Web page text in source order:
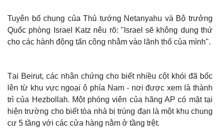
Tuyên bố chung của Thủ tướng Netanyahu và Bộ trưởng
Quốc phòng Israel Katz nêu rõ: "Israel sẽ không dung thứ
cho các hành động tấn công nhằm vào lãnh thổ của mình".
Tại Beirut, các nhân chứng cho biết nhiều cột khói đã bốc
lên từ khu vực ngoại ô phía Nam - nơi được xem là thành
trì của Hezbollah. Một phóng viên của hãng AP có mặt tại
hiện trường cho biết tòa nhà bị trúng đạn là một khu chung
cư 5 tầng với các cửa hàng nằm ở tầng trệt.